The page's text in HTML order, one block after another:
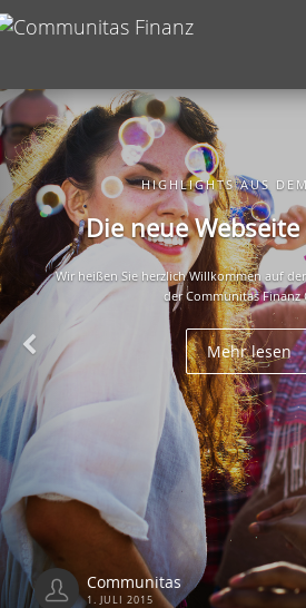
HIGHLIGHTS AUS
Die neue
Wir heißen Sie herzlich Willkommen auf
der Communitas Finanz
Mehr lesen
Communitas
1. JULI 2015